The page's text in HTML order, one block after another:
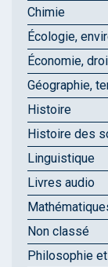
Chimie
Écologie,
Économie,
Géographie,
Histoire
Histoire des
Linguistique
Livres audio
Non classé
Philosophie